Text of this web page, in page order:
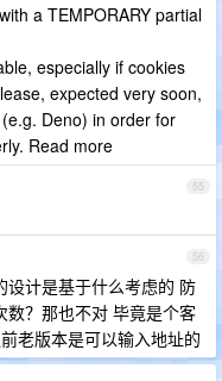
a TEMPORARY partial
especially if cookies
expected very soon,
Deno) in order for
Read more
55
56
设计是基于什么考虑的 防
数？那也不对 毕竟是个客
老版本是可以输入地址的